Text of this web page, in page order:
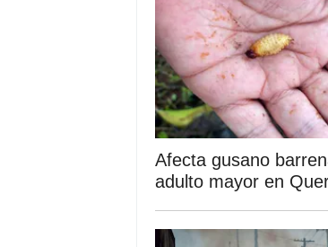
Afecta gusano
adulto mayor en